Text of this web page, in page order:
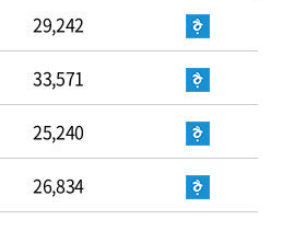
29,242
33,571
25,240
26,834